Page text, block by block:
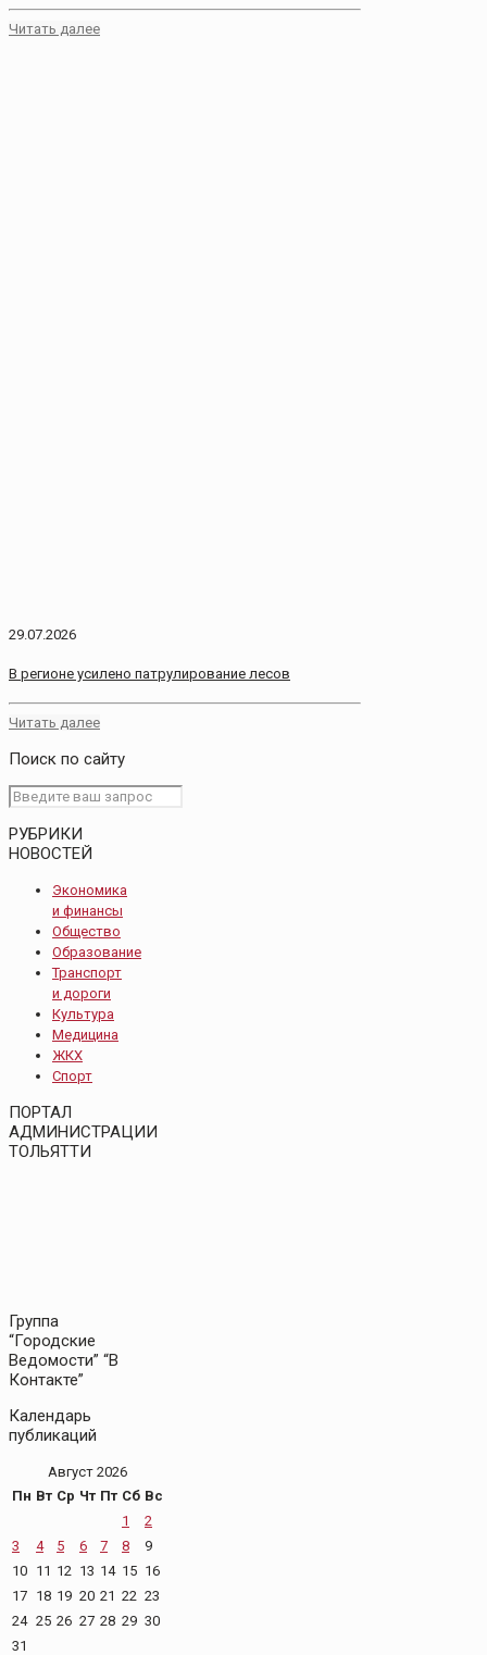
Читать далее
29.07.2026
В регионе усилено патрулирование лесов
Читать далее
Поиск по сайту
РУБРИКИ
НОВОСТЕЙ
Экономика
и финансы
Общество
Образование
Транспорт
и дороги
Культура
Медицина
ЖКХ
Спорт
ПОРТАЛ
АДМИНИСТРАЦИИ
ТОЛЬЯТТИ
Группа
“Городские
Ведомости” “В
Контакте”
Календарь
публикаций
Август 2026
Пн Вт Ср Чт Пт Сб Вс
1
2
3
4 5 6 7 8
9
10 11 12 13 14 15 16
17 18 19 20 21 22 23
24 25 26 27 28 29 30
31